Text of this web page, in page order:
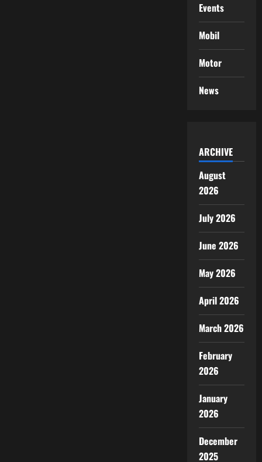
Events
Mobil
Motor
News
ARCHIVE
August
2026
July 2026
June 2026
May 2026
April 2026
March 2026
February
2026
January
2026
December
2025